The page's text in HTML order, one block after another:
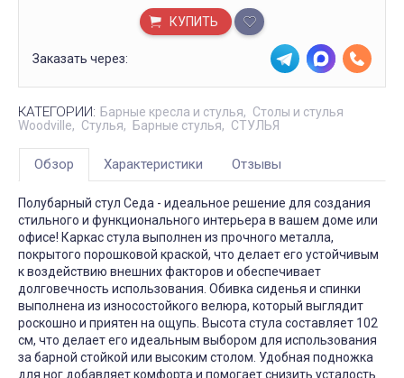
КУПИТЬ
Заказать через:
КАТЕГОРИИ: Барные кресла и стулья
Столы и стулья
Woodville
Стулья Барные стулья СТУЛЬЯ
Обзор Характеристики Отзывы
Полубарный стул Седа - идеальное решение для создания
стильного и функционального интерьера в вашем доме или
офисе! Каркас стула выполнен из прочного металла,
покрытого порошковой краской, что делает его устойчивым
к воздействию внешних факторов и обеспечивает
долговечность использования. Обивка сиденья и спинки
выполнена из износостойкого велюра, который выглядит
роскошно и приятен на ощупь. Высота стула составляет 102
см, что делает его идеальным выбором для использования
за барной стойкой или высоким столом. Удобная подножка
для ног добавляет комфорта и помогает снизить усталость